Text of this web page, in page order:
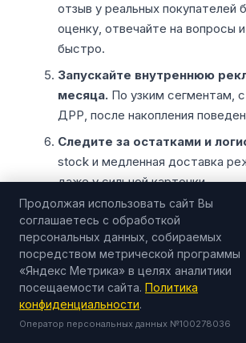
отзыв у реальных покупателей
оценку, отвечайте на вопросы и
быстро.
Запускайте внутреннюю
месяца. По узким сегментам,
ДРР, после накопления
Следите за остатками и
stock и медленная доставка
даже у сильной карточки.
Сделайте контент дешёвым
Контент-завод от 119 ₽ за
закрывает объём, который в
потянуть, — и делает белый
выгоднее любой серой схемы.
Продолжая использовать сайт Вы
соглашаетесь с обработкой
персональных данных, собираемых
посредством метрической программы
«Яндекс Метрика» в целях аналитики
посещаемости сайта. Политика
конфиденциальности.
Оператор персональных данных №100278036